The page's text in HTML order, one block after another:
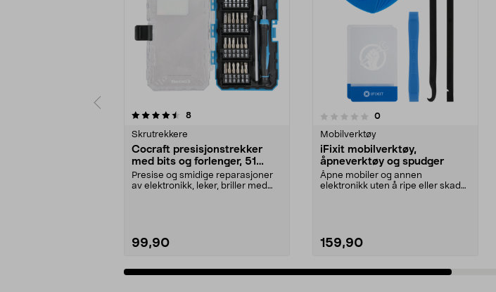
8anmeldelser
Skrutrekkere
Cocraft presisjonstrekker
med bits og forlenger, 51
deler
Presise og smidige reparasjoner
av elektronikk, leker, briller med
99,90
0.0 av 5 stjerner 0anmeldelser
Mobilverktøy
iFixit mobilverktøy,
åpneverktøy og spudger
Åpne mobiler og annen
elektronikk uten å ripe eller skade.
159,90
4.5 av 5 stjerner